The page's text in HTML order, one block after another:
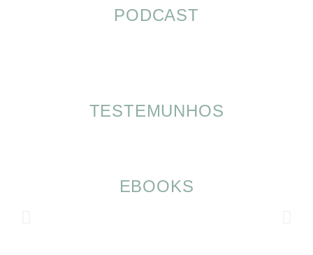
PODCAST
TESTEMUNHOS
EBOOKS